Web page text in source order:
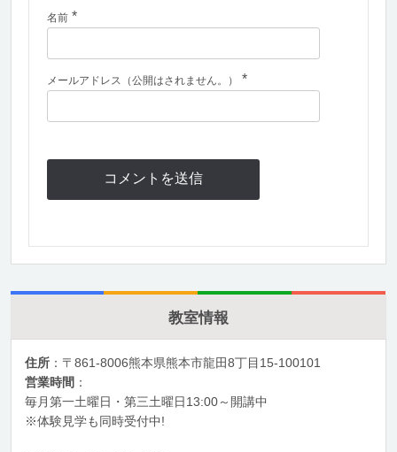
名前 *
メールアドレス（公開はされません。） *
教室情報
住所 ：〒861-8006熊本県熊本市龍田8丁目15‐100101
営業時間 ：
毎月第一土曜日・第三土曜日13:00～開講中
※体験見学も同時受付中!